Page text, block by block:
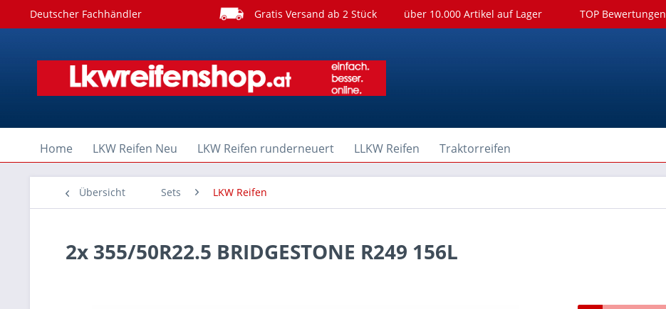
Deutscher Fachhändler Gratis Versand ab 2 Stück über 10.000 Artikel auf Lager TOP Bewertungen
Home LKW Reifen Neu LKW Reifen runderneuert LLKW Reifen Traktorreifen
Übersicht Sets LKW Reifen
2x 355/50R22.5 BRIDGESTONE R249 156L